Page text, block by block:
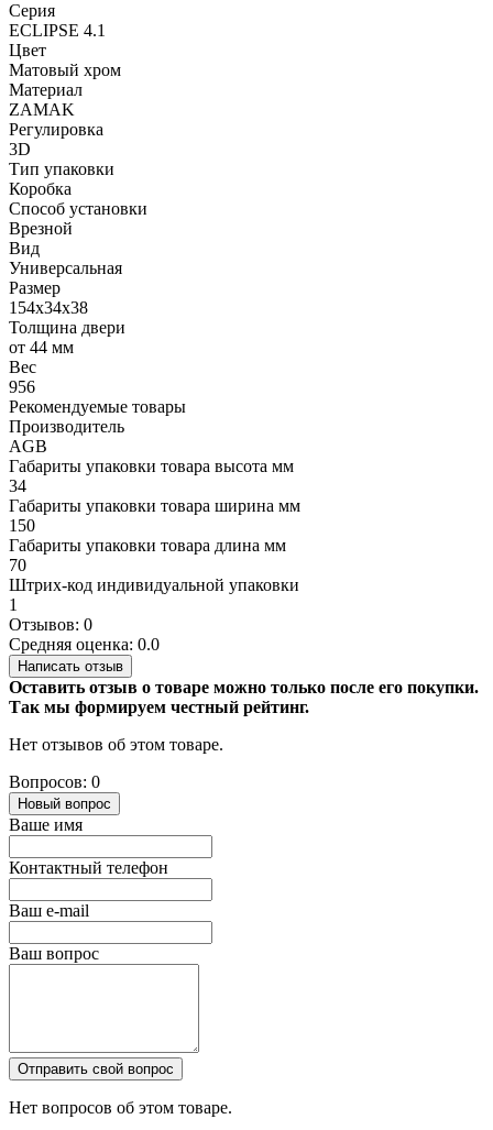
Серия
ECLIPSE 4.1
Цвет
Матовый хром
Материал
ZAMAK
Регулировка
3D
Тип упаковки
Коробка
Способ установки
Врезной
Вид
Универсальная
Размер
154x34x38
Толщина двери
от 44 мм
Вес
956
Рекомендуемые товары
Производитель
AGB
Габариты упаковки товара высота мм
34
Габариты упаковки товара ширина мм
150
Габариты упаковки товара длина мм
70
Штрих-код индивидуальной упаковки
1
Отзывов: 0
Средняя оценка: 0.0
Написать отзыв
Оставить отзыв о товаре можно только после его покупки.
Так мы формируем честный рейтинг.
Нет отзывов об этом товаре.
Вопросов: 0
Новый вопрос
Ваше имя
Контактный телефон
Ваш e-mail
Ваш вопрос
Отправить свой вопрос
Нет вопросов об этом товаре.